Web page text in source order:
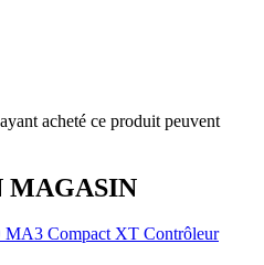
acheté ce produit peuvent
MAGASIN